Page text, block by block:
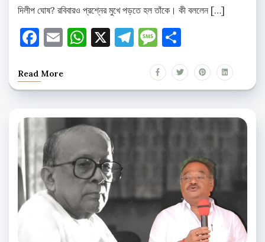
দিলীপ ঘোষ? রবিবারও প্রশ্নের মুখে পড়তে হল তাঁকে। কী বললেন […]
Facebook
EmailWhatsApp
X Telegram
Message
Read More